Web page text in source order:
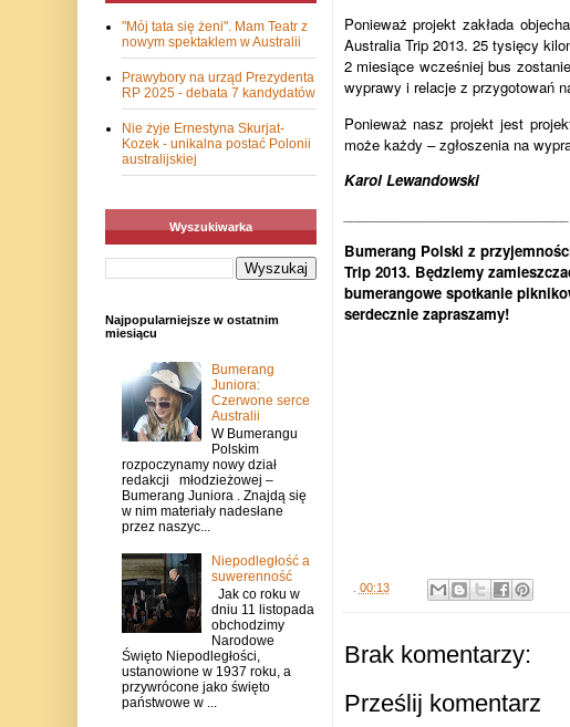
Ponieważ projekt zakłada
Australia Trip 2013. 25 tysięcy
2 miesiące wcześniej bus
wyprawy i relacje z przygotowań
Ponieważ nasz projekt jest
może każdy – zgłoszenia na
Karol Lewandowski
Bumerang Polski z
Trip 2013. Będziemy
bumerangowe spotkanie
serdecznie zapraszamy!
00:13
Brak komentarzy:
Prześlij komentarz
"Mój tata się żeni". Mam Teatr z
nowym spektaklem w Australii
Prawybory na urząd Prezydenta
RP 2025 - debata 7 kandydatów
Nie żyje Ernestyna Skurjat-
Kozek - unikalna postać Polonii
australijskiej
Wyszukiwarka
Najpopularniejsze w ostatnim
miesiącu
Bumerang
Juniora:
Czerwone serce
Australii
W Bumerangu
Polskim
rozpoczynamy nowy dział
redakcji młodzieżowej –
Bumerang Juniora . Znajdą się
w nim materiały nadesłane
przez naszyc...
Niepodległość a
suwerenność
Jak co roku w
dniu 11 listopada
obchodzimy
Narodowe
Święto Niepodległości,
ustanowione w 1937 roku, a
przywrócone jako święto
państwowe w ...